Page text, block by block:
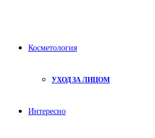
Косметология
УХОД ЗА ЛИЦОМ
Интересно